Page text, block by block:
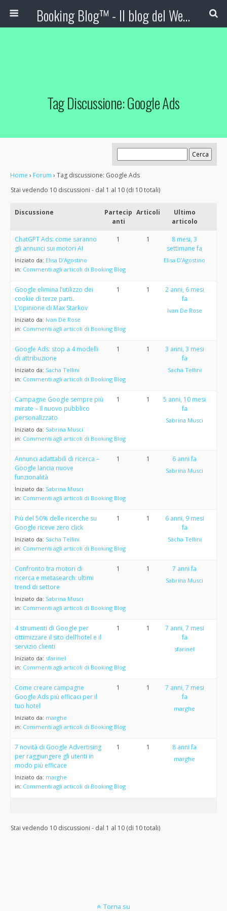
Booking Blog™ - Il blog del Web Marketing Turistico
Tag Discussione: Google Ads
Home › Forum › Tag discussione: Google Ads
Stai vedendo 10 discussioni - dal 1 al 10 (di 10 totali)
Discussione
Partecip
anti
Articoli
Ultimo
articolo
ChatGPT Ads: come saranno
gli annunci sui motori AI
Iniziato da: Elisa D’Agostino
in: Commenti agli articoli di Booking Blog
1 1
8 mesi, 3
settimane fa
Elisa D’Agostino
Google elimina l’utilizzo dei
cookie di terze parti.
L’opinione di Max Starkov
Iniziato da: Ivan De Rose
in: Commenti agli articoli di Booking Blog
1 1
2 anni, 6 mesi
fa
Ivan De Rose
Google Ads: stop a 4 modelli
di attribuzione
Iniziato da: Sacha Tellini
in: Commenti agli articoli di Booking Blog
1 1
3 anni, 3 mesi
fa
Sacha Tellini
Campagne Google sempre più
mirate – Il nuovo pubblico
personalizzato
Iniziato da: Sabrina Musci
in: Commenti agli articoli di Booking Blog
1 1
5 anni, 10 mesi
fa
Sabrina Musci
Annunci adattabili di ricerca –
Google lancia nuove
funzionalità
Iniziato da: Sabrina Musci
in: Commenti agli articoli di Booking Blog
1 1 6 anni fa
Sabrina Musci
Più del 50% delle ricerche su
Google riceve zero click
Iniziato da: Sacha Tellini
in: Commenti agli articoli di Booking Blog
1 1
6 anni, 9 mesi
fa
Sacha Tellini
Confronto tra motori di
ricerca e metasearch: ultimi
trend di settore
Iniziato da: Sabrina Musci
in: Commenti agli articoli di Booking Blog
1 1 7 anni fa
Sabrina Musci
4 strumenti di Google per
ottimizzare il sito dell’hotel e il
servizio clienti
Iniziato da: sfarinel
in: Commenti agli articoli di Booking Blog
1 1
7 anni, 7 mesi
fa
sfarinel
Come creare campagne
Google Ads più efficaci per il
tuo hotel
Iniziato da: marghe
in: Commenti agli articoli di Booking Blog
1 1
7 anni, 7 mesi
fa
marghe
7 novità di Google Advertising
per raggiungere gli utenti in
modo più efficace
Iniziato da: marghe
in: Commenti agli articoli di Booking Blog
1 1 8 anni fa
marghe
Stai vedendo 10 discussioni - dal 1 al 10 (di 10 totali)
Torna su